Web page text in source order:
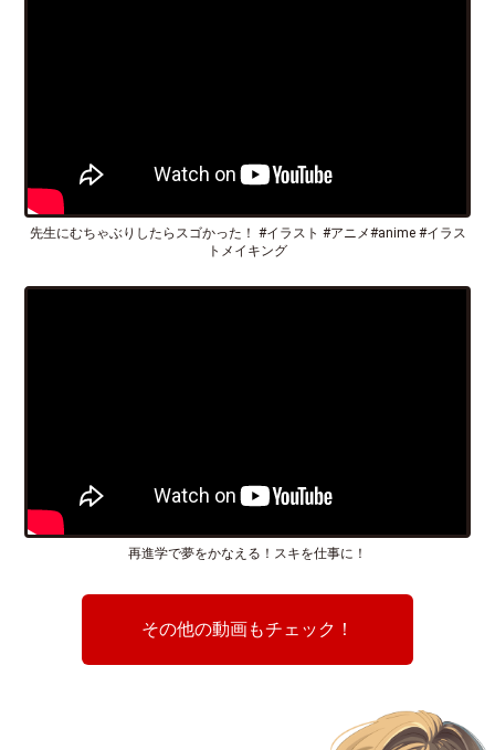
先生にむちゃぶりしたらスゴかった！ #イラスト #アニメ#anime #イラス
トメイキング
再進学で夢をかなえる！スキを仕事に！
その他の動画もチェック！